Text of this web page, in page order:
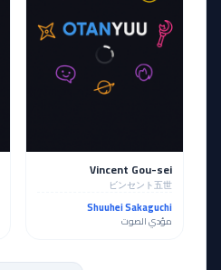
Vincent Gou-sei
ビンセント五世
Shuuhei Sakaguchi
مؤدي الصوت